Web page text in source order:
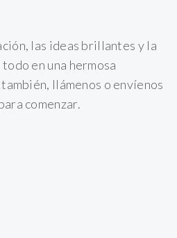
las ideas brillantes y la
en una hermosa
llámenos o envíenos
comenzar.